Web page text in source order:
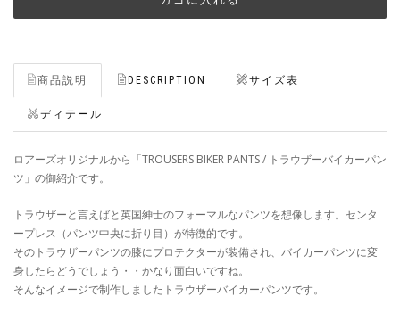
商品説明 DESCRIPTION サイズ表
ディテール
ロアーズオリジナルから「TROUSERS BIKER PANTS / トラウザーバイカーパン
ツ」の御紹介です。
トラウザーと言えばと英国紳士のフォーマルなパンツを想像します。センタ
ープレス（パンツ中央に折り目）が特徴的です。
そのトラウザーパンツの膝にプロテクターが装備され、バイカーパンツに変
身したらどうでしょう・・かなり面白いですね。
そんなイメージで制作しましたトラウザーバイカーパンツです。